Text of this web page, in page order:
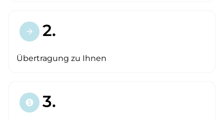
arrow_forward 2.
Übertragung zu Ihnen
paid 3.